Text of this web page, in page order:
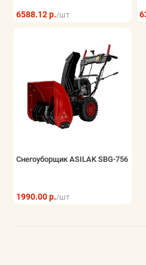
6588.12 р./шт
Снегоуборщик ASILAK SBG-756
1990.00 р./шт